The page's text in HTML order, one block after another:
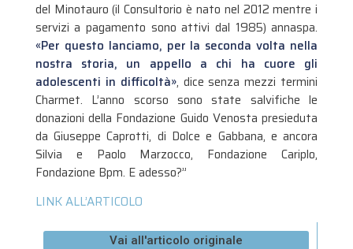
del Minotauro (il Consultorio è nato nel 2012 mentre i
servizi a pagamento sono attivi dal 1985) annaspa.
«Per questo lanciamo, per la seconda volta nella
nostra storia, un appello a chi ha cuore gli
adolescenti in difficoltà», dice senza mezzi termini
Charmet. L’anno scorso sono state salvifiche le
donazioni della Fondazione Guido Venosta presieduta
da Giuseppe Caprotti, di Dolce e Gabbana, e ancora
Silvia e Paolo Marzocco, Fondazione Cariplo,
Fondazione Bpm. E adesso?”
LINK ALL’ARTICOLO
Vai all'articolo originale